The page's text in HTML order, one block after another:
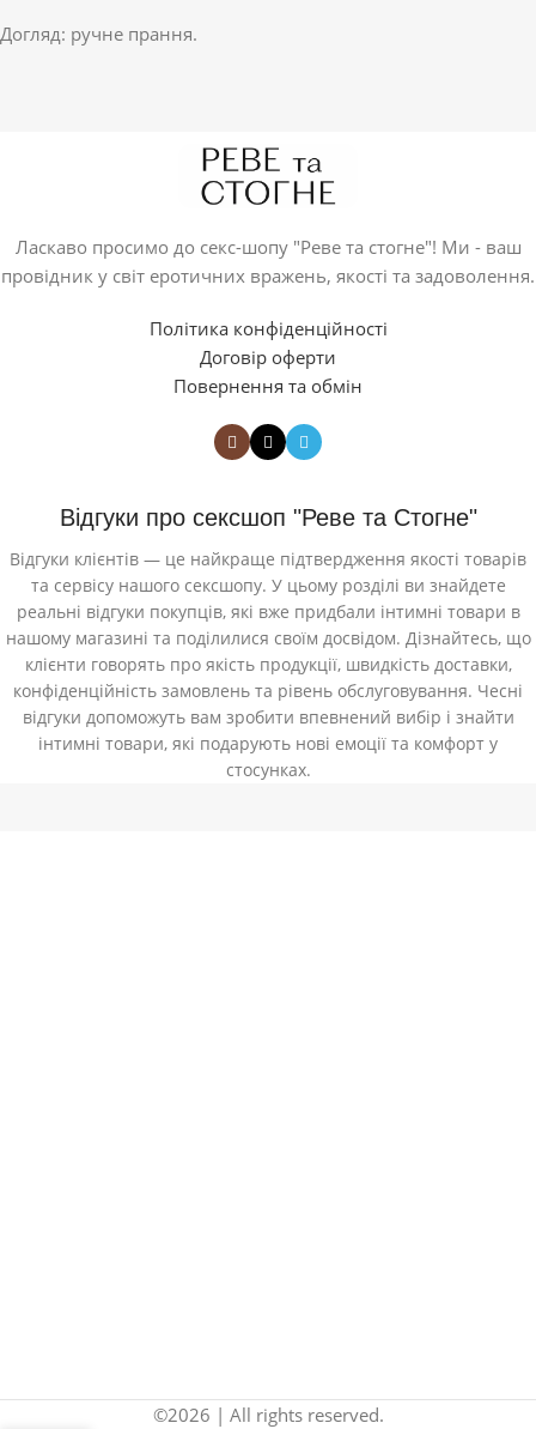
Догляд: ручне прання.
Ласкаво просимо до секс-шопу "Реве та стогне"! Ми - ваш
провідник у світ еротичних вражень, якості та задоволення.
Політика конфіденційності
Договір оферти
Повернення та обмін
Відгуки про сексшоп "Реве та Стогне"
Відгуки клієнтів — це найкраще підтвердження якості товарів
та сервісу нашого сексшопу. У цьому розділі ви знайдете
реальні відгуки покупців, які вже придбали інтимні товари в
нашому магазині та поділилися своїм досвідом. Дізнайтесь, що
клієнти говорять про якість продукції, швидкість доставки,
конфіденційність замовлень та рівень обслуговування. Чесні
відгуки допоможуть вам зробити впевнений вибір і знайти
інтимні товари, які подарують нові емоції та комфорт у
стосунках.
©2026 | All rights reserved.